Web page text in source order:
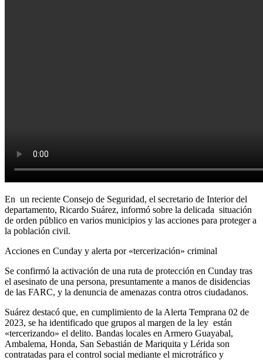
En un reciente Consejo de Seguridad, el secretario de Interior del
departamento, Ricardo Suárez, informó sobre la delicada situación
de orden público en varios municipios y las acciones para proteger a
la población civil.
Acciones en Cunday y alerta por «tercerización» criminal
Se confirmó la activación de una ruta de protección en Cunday tras
el asesinato de una persona, presuntamente a manos de disidencias
de las FARC, y la denuncia de amenazas contra otros ciudadanos.
Suárez destacó que, en cumplimiento de la Alerta Temprana 02 de
2023, se ha identificado que grupos al margen de la ley están
«tercerizando» el delito. Bandas locales en Armero Guayabal,
Ambalema, Honda, San Sebastián de Mariquita y Lérida son
contratadas para el control social mediante el microtráfico y